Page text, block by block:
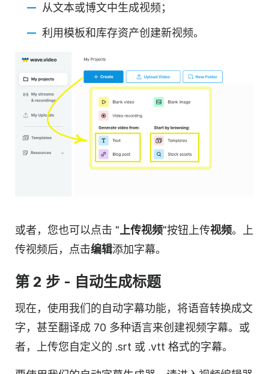
从文本或博文中生成视频；
利用模板和库存资产创建新视频。
或者，您也可以点击 " 上传视频"按钮上传视频。上
传视频后，点击编辑添加字幕。
第 2 步 - 自动生成标题
现在，使用我们的自动字幕功能，将语音转换成文
字，甚至翻译成 70 多种语言来创建视频字幕。或
者，上传您自定义的 .srt 或 .vtt 格式的字幕。